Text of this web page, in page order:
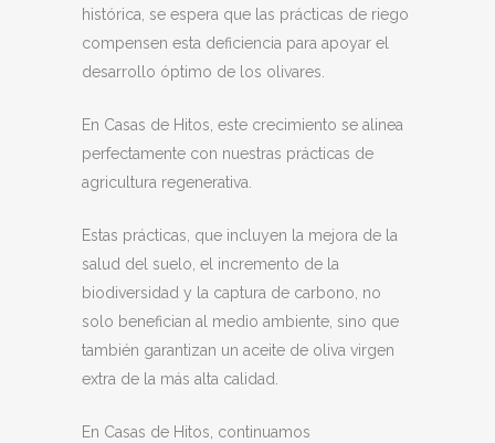
histórica, se espera que las prácticas de riego
compensen esta deficiencia para apoyar el
desarrollo óptimo de los olivares.
En Casas de Hitos, este crecimiento se alinea
perfectamente con nuestras prácticas de
agricultura regenerativa.
Estas prácticas, que incluyen la mejora de la
salud del suelo, el incremento de la
biodiversidad y la captura de carbono, no
solo benefician al medio ambiente, sino que
también garantizan un aceite de oliva virgen
extra de la más alta calidad.
En Casas de Hitos, continuamos